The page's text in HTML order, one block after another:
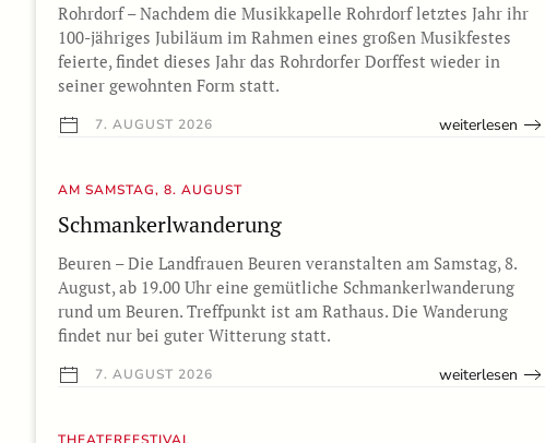
Rohrdorf – Nachdem die Musikkapelle Rohrdorf letztes Jahr ihr
100-jähriges Jubiläum im Rahmen eines großen Musikfestes
feierte, findet dieses Jahr das Rohrdorfer Dorffest wieder in
seiner gewohnten Form statt.
7. AUGUST 2026 weiterlesen
AM SAMSTAG, 8. AUGUST
Schmankerlwanderung
Beuren – Die Landfrauen Beuren veranstalten am Samstag, 8.
August, ab 19.00 Uhr eine gemütliche Schmankerlwanderung
rund um Beuren. Treffpunkt ist am Rathaus. Die Wanderung
findet nur bei guter Witterung statt.
7. AUGUST 2026 weiterlesen